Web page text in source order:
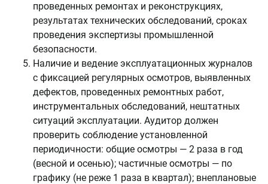
проведенных ремонтах и реконструкциях,
результатах технических обследований, сроках
проведения экспертизы промышленной
безопасности.
Наличие и ведение эксплуатационных журналов
с фиксацией регулярных осмотров, выявленных
дефектов, проведенных ремонтных работ,
инструментальных обследований, нештатных
ситуаций эксплуатации. Аудитор должен
проверить соблюдение установленной
периодичности: общие осмотры — 2 раза в год
(весной и осенью); частичные осмотры — по
графику (не реже 1 раза в квартал); внеплановые